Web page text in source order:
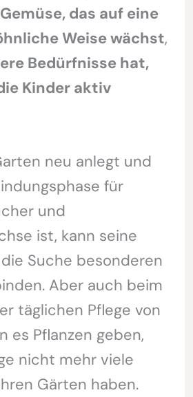
das auf eine
Weise wächst,
Bedürfnisse hat,
Kinder aktiv
neu anlegt und
für
und
ist, kann seine
Suche besonderen
Aber auch beim
täglichen Pflege von
es Pflanzen geben,
nicht mehr viele
Gärten haben.